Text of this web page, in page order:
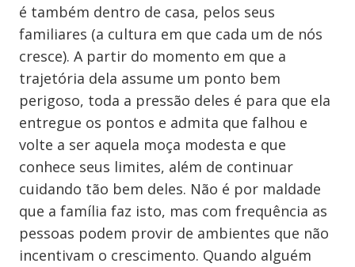
é também dentro de casa, pelos seus
familiares (a cultura em que cada um de nós
cresce). A partir do momento em que a
trajetória dela assume um ponto bem
perigoso, toda a pressão deles é para que ela
entregue os pontos e admita que falhou e
volte a ser aquela moça modesta e que
conhece seus limites, além de continuar
cuidando tão bem deles. Não é por maldade
que a família faz isto, mas com frequência as
pessoas podem provir de ambientes que não
incentivam o crescimento. Quando alguém